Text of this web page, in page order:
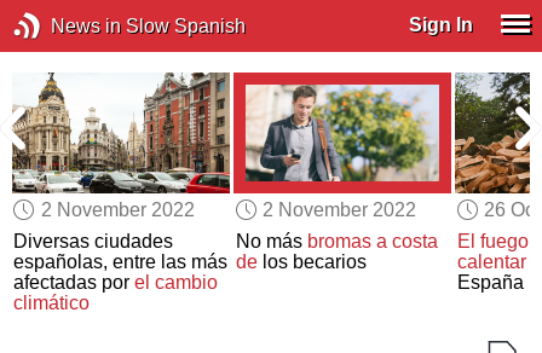
News in Slow Spanish Sign In
2 November 2022
Diversas ciudades
españolas, entre las más
afectadas porel cambio
climático
2 November 2022
No más bromas a costa
delos becarios
26
El fuego
calentar
España